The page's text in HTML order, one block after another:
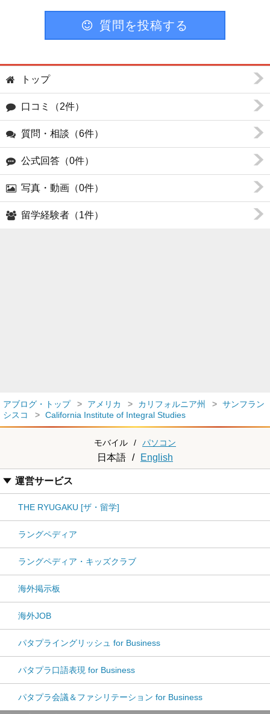
質問を投稿する
トップ
口コミ（2件）
質問・相談（6件）
公式回答（0件）
写真・動画（0件）
留学経験者（1件）
アブログ・トップ アメリカ カリフォルニア州
サンフラン
シスコ
California Institute of Integral Studies
モバイル / パソコン
日本語 / English
運営サービス
THE RYUGAKU [ザ・留学]
ラングペディア
ラングペディア・キッズクラブ
海外掲示板
海外JOB
パタプライングリッシュ for Business
パタプラ口語表現 for Business
パタプラ会議＆ファシリテーション for Business